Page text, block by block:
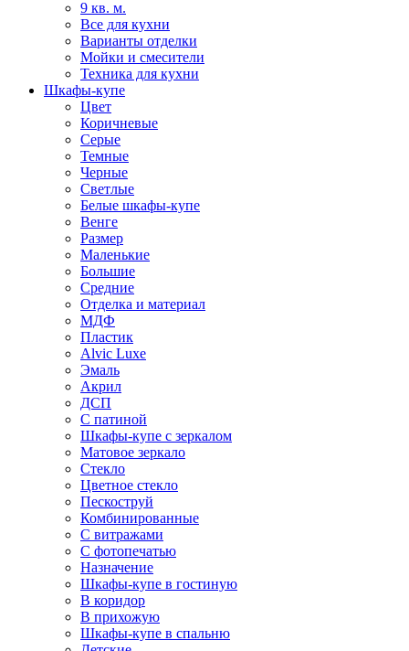
9 кв. м.
Все для кухни
Варианты отделки
Мойки и смесители
Техника для кухни
Шкафы-купе
Цвет
Коричневые
Серые
Темные
Черные
Светлые
Белые шкафы-купе
Венге
Размер
Маленькие
Большие
Средние
Отделка и материал
МДФ
Пластик
Alvic Luxe
Эмаль
Акрил
ДСП
С патиной
Шкафы-купе с зеркалом
Матовое зеркало
Стекло
Цветное стекло
Пескоструй
Комбинированные
С витражами
С фотопечатью
Назначение
Шкафы-купе в гостиную
В коридор
В прихожую
Шкафы-купе в спальню